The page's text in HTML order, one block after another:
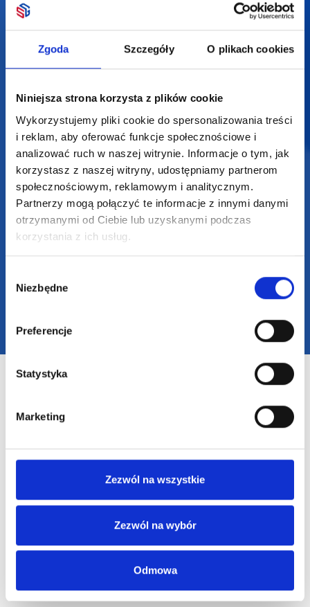
Zgoda Szczegóły O plikach cookies
Niniejsza strona korzysta z plików cookie
Wykorzystujemy pliki cookie do spersonalizowania treści
i reklam, aby oferować funkcje społecznościowe i
analizować ruch w naszej witrynie. Informacje o tym, jak
korzystasz z naszej witryny, udostępniamy partnerom
społecznościowym, reklamowym i analitycznym.
Partnerzy mogą połączyć te informacje z innymi danymi
otrzymanymi od Ciebie lub uzyskanymi podczas
korzystania z ich usług.
zgody
Niezbędne
Preferencje
Statystyka
Marketing
Zezwól na wszystkie
Zezwól na wybór
Odmowa
biuro@supergadzet.com
Zapraszamy do kontaktu
od poniedziałku do piątku
Dołącz do nas na
2025 SUPERGADŻET.com © Wszelkie prawa zastrzeżone /
design byVENTI